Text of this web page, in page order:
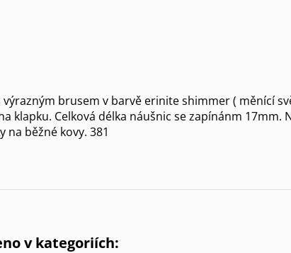
výrazným brusem v barvě erinite shimmer ( měnící
klapku. Celková délka náušnic se zapínánm
na běžné kovy. 381
v kategoriích: